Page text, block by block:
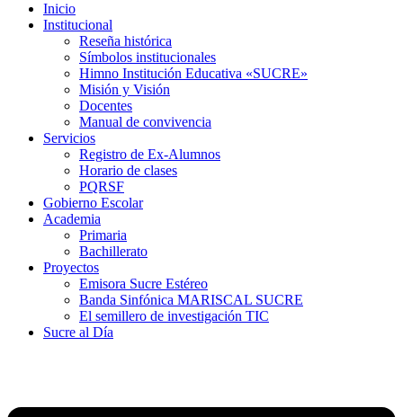
Inicio
Institucional
Reseña histórica
Símbolos institucionales
Himno Institución Educativa «SUCRE»
Misión y Visión
Docentes
Manual de convivencia
Servicios
Registro de Ex-Alumnos
Horario de clases
PQRSF
Gobierno Escolar
Academia
Primaria
Bachillerato
Proyectos
Emisora Sucre Estéreo
Banda Sinfónica MARISCAL SUCRE
El semillero de investigación TIC
Sucre al Día